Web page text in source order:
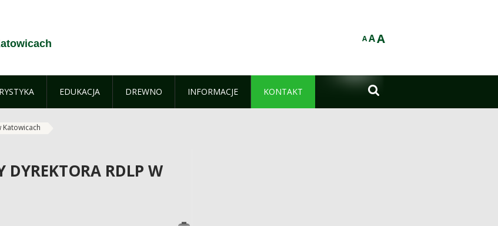
AAA
EDUKACJA DREWNO INFORMACJE KONTAKT 
Katowicach
RDLP W